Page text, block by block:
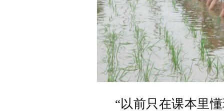
“以前只在课本里